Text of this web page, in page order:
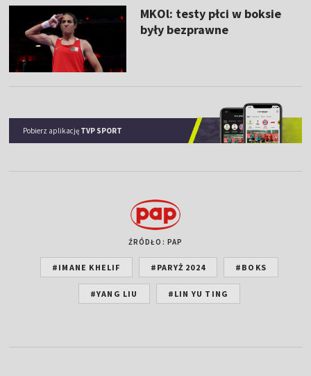
MKOl: testy płci w boksie
były bezprawne
Pobierz aplikację TVP SPORT
ŹRÓDŁO: PAP
#IMANE KHELIF #PARYŻ 2024 #BOKS
#YANG LIU #LIN YU TING